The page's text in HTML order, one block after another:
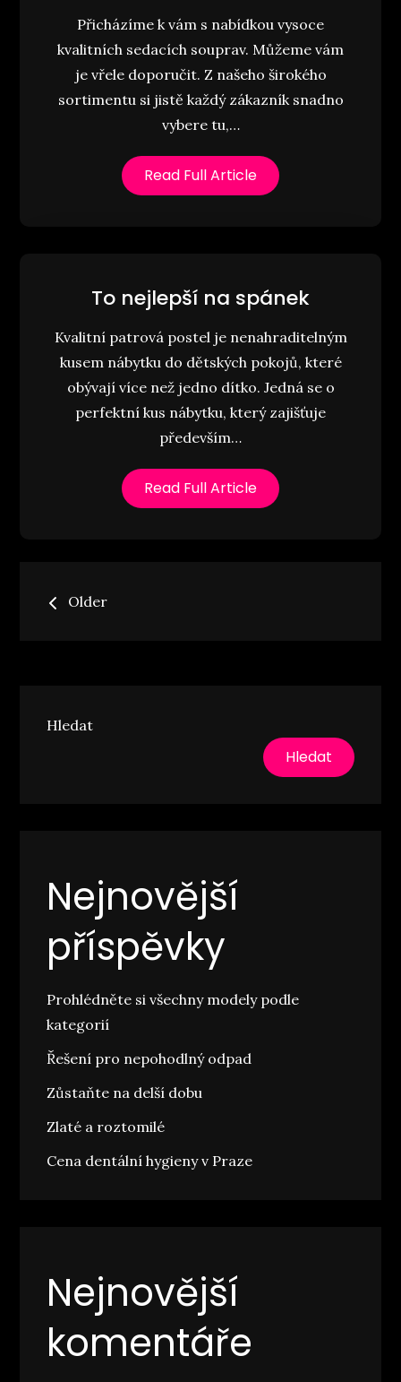
Přicházíme k vám s nabídkou vysoce
kvalitních sedacích souprav. Můžeme vám
je vřele doporučit. Z našeho širokého
sortimentu si jistě každý zákazník snadno
vybere tu,…
Read Full Article
To nejlepší na spánek
Kvalitní patrová postel je nenahraditelným
kusem nábytku do dětských pokojů, které
obývají více než jedno dítko. Jedná se o
perfektní kus nábytku, který zajišťuje
především…
Read Full Article
Navigace
Older
Hledat
Hledat
Nejnovější
příspěvky
Prohlédněte si všechny modely podle
kategorií
Řešení pro nepohodlný odpad
Zůstaňte na delší dobu
Zlaté a roztomilé
Cena dentální hygieny v Praze
Nejnovější
komentáře